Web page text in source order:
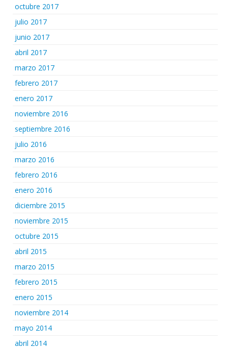
octubre 2017
julio 2017
junio 2017
abril 2017
marzo 2017
febrero 2017
enero 2017
noviembre 2016
septiembre 2016
julio 2016
marzo 2016
febrero 2016
enero 2016
diciembre 2015
noviembre 2015
octubre 2015
abril 2015
marzo 2015
febrero 2015
enero 2015
noviembre 2014
mayo 2014
abril 2014